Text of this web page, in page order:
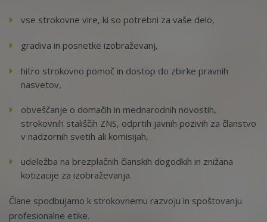
vse strokovne vire, ki so potrebni za vaše delo,
gradiva in posnetke izobraževanj,
hitro strokovno pomoč in dostop do zbirke pravnih
nasvetov,
obveščanje o domačih in mednarodnih novostih,
strokovnih stališčih ZNS, odprtih javnih pozivih za članstvo
v nadzornih svetih ali komisijah,
udeležba na brezplačnih članskih dogodkih in znižana
kotizacije za izobraževanja.
Člane spodbujamo k strokovnemu razvoju in spoštovanju
profesionalne etike.